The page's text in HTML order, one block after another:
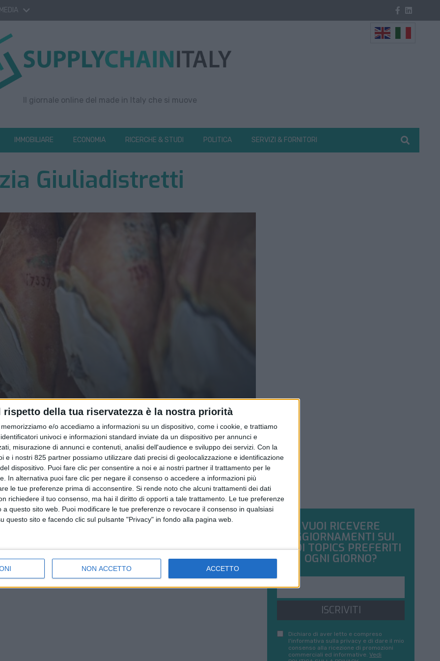
rispetto della tua riservatezza è la nostra priorità
memorizziamo e/o accediamo a informazioni su un dispositivo, come i cookie, e trattiamo
univoci e informazioni standard inviate da un dispositivo per annunci e
misurazione di annunci e contenuti, analisi dell'audience e sviluppo dei servizi. Con la
e i nostri 825 partner possiamo utilizzare dati precisi di geolocalizzazione e identificazione
dispositivo. Puoi fare clic per consentire a noi e ai nostri partner il trattamento per le
In alternativa puoi fare clic per negare il consenso o accedere a informazioni più
le tue preferenze prima di acconsentire. Si rende noto che alcuni trattamenti dei dati
richiedere il tuo consenso, ma hai il diritto di opporti a tale trattamento. Le tue preferenze
a questo sito web. Puoi modificare le tue preferenze o revocare il consenso in qualsiasi
questo sito e facendo clic sul pulsante "Privacy" in fondo alla pagina web.
NON ACCETTO ACCETTO
Il giornale online del made in Italy che si muove
IMMOBILIARE ECONOMIA RICERCHE & STUDI POLITICA SERVIZI & FORNITORI
Giuliadistretti
Venezia Giulia tiene (+0,3%) nel
e mobili
VUOI RICEVERE
AGGIORNAMENTI SUI
TUOI TOPICS PREFERITI
OGNI GIORNO?
ISCRIVITI
Dichiaro di aver letto e compreso
l'informativa sulla privacy e di dare il mio
consenso alla ricezione di promozioni
commerciali ed informative. Vedi